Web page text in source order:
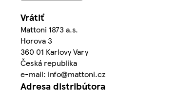
Vrátiť
Mattoni 1873 a.s.
Horova 3
360 01 Karlovy Vary
Česká republika
e-mail: info@mattoni.cz
Adresa distribútora